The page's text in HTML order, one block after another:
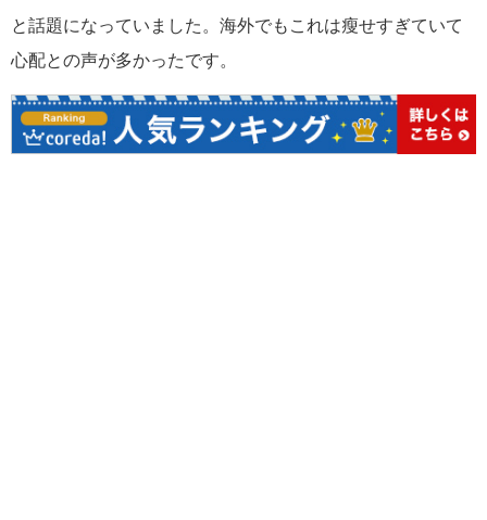
と話題になっていました。海外でもこれは瘦せすぎていて
心配との声が多かったです。